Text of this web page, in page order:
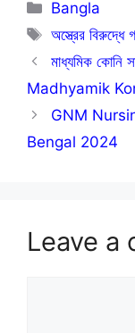
Categories
Bangla
Tags
অস্ত্রের বিরুদ্ধে
মাধ্যমিক
Madhyamik
GNM
Bengal 2024
Leave a